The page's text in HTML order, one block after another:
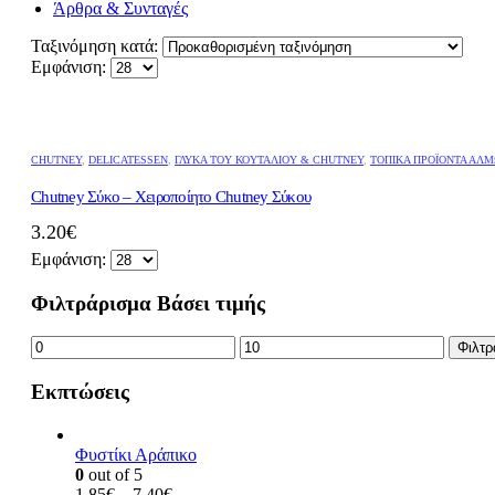
Άρθρα & Συνταγές
Ταξινόμηση κατά:
Εμφάνιση:
CHUTNEY, DELICATESSEN ΓΛΥΚΆ ΤΟΥ ΚΟΥΤΑΛΙΟΎ & CHUTNEY, ΤΟΠΙΚΆ ΠΡΟΪΌΝΤΑ
Chutney Σύκο – Χειροποίητο Chutney Σύκου
3.20€
Εμφάνιση:
Φιλτράρισμα Βάσει τιμής
Ελάχιστη
τιμή
Μέγιστη
τιμή
Εκπτώσεις
Φυστίκι Αράπικο
0 out of 5